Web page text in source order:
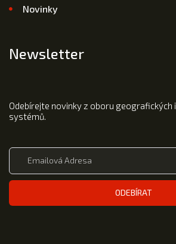
Novinky
Newsletter
Odebírejte novinky z oboru geografických
systémů.
ODEBÍRAT